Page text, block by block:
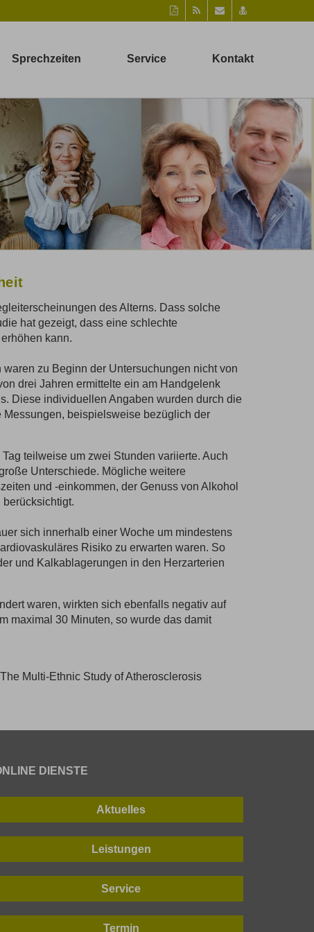
Diese
Seite
RSS-
Feed
Per
Mail
vCard
speichern
Sprechzeiten Service Kontakt
des Alterns. Dass solche
hat gezeigt, dass eine schlechte
kann.
zu Beginn der Untersuchungen nicht von
drei Jahren ermittelte ein am Handgelenk
Diese individuellen Angaben wurden durch die
beispielsweise bezüglich der
teilweise um zwei Stunden variierte. Auch
Unterschiede. Mögliche weitere
und -einkommen, der Genuss von Alkohol
sich innerhalb einer Woche um mindestens
Risiko zu erwarten waren. So
und Kalkablagerungen in den Herzarterien
waren, wirkten sich ebenfalls negativ auf
maximal 30 Minuten, so wurde das damit
Multi-Ethnic Study of Atherosclerosis
DIENSTE
Aktuelles
Leistungen
Service
Termin